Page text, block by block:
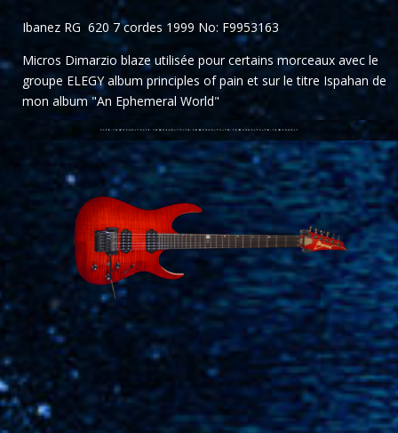
Ibanez RG 620 7 cordes 1999 No: F9953163
Micros Dimarzio blaze utilisée pour certains morceaux avec le
groupe ELEGY album principles of pain et sur le titre Ispahan de
mon album "An Ephemeral World"